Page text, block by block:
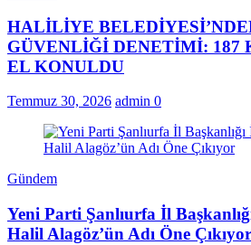
HALİLİYE
GÜVENLİĞİ DENETİMİ: 187
EL KONULDU
Temmuz 30, 2026 admin 0
Gündem
Yeni Parti Şanlıurfa İl
Halil Alagöz’ün Adı Öne Çıkıyor